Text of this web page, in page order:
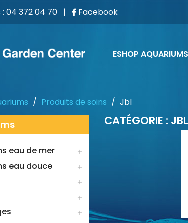
04 372 04 70 | Facebook
ESHOP AQUARIUMS
Produits de soins Jbl
eau de mer 
eau douce 



CATÉGORIE : JBL